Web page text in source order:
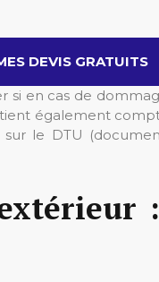
DEVIS GRATUITS
si en cas de
tient également
le DTU